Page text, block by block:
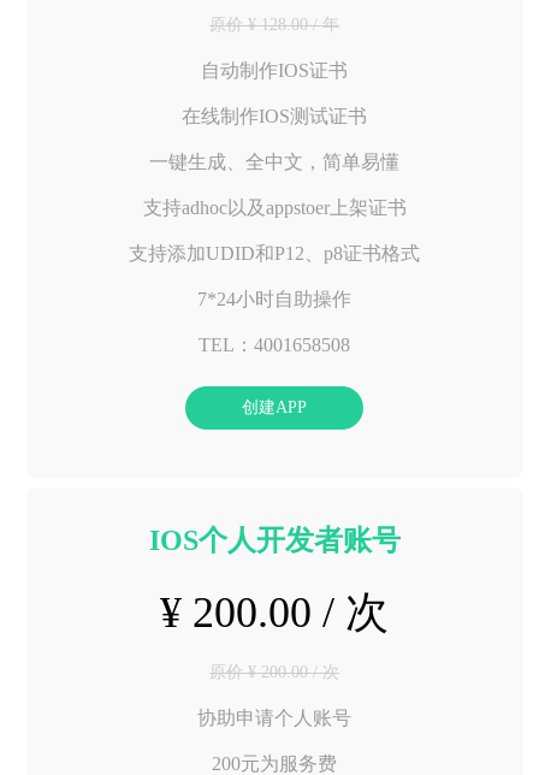
原价 ¥ 128.00 / 年
自动制作IOS证书
在线制作IOS测试证书
一键生成、全中文，简单易懂
支持adhoc以及appstoer上架证书
支持添加UDID和P12、p8证书格式
7*24小时自助操作
TEL：4001658508
创建APP
IOS个人开发者账号
¥ 200.00 / 次
原价 ¥ 200.00 / 次
协助申请个人账号
200元为服务费